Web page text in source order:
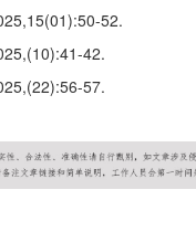
52.
42.
57.